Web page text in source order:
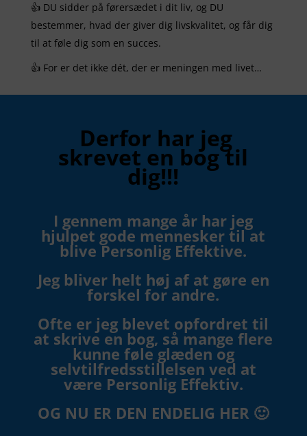
👍 DU sidder på førersædet i dit liv, og DU
bestemmer, hvad der giver dig livskvalitet, og får dig
til at føle dig som en succes.
👍 For er det ikke dét, der er meningen med livet…
Derfor har jeg
skrevet en bog til
dig!!!
I gennem mange år har jeg
hjulpet gode mennesker til at
blive Personlig Effektive.
Jeg bliver helt høj af at gøre en
forskel for andre.
Ofte er jeg blevet opfordret til
at skrive en bog, så mange flere
kunne føle glæden og
selvtilfredsstillelsen ved at
være Personlig Effektiv.
OG NU ER DEN ENDELIG HER 🙂